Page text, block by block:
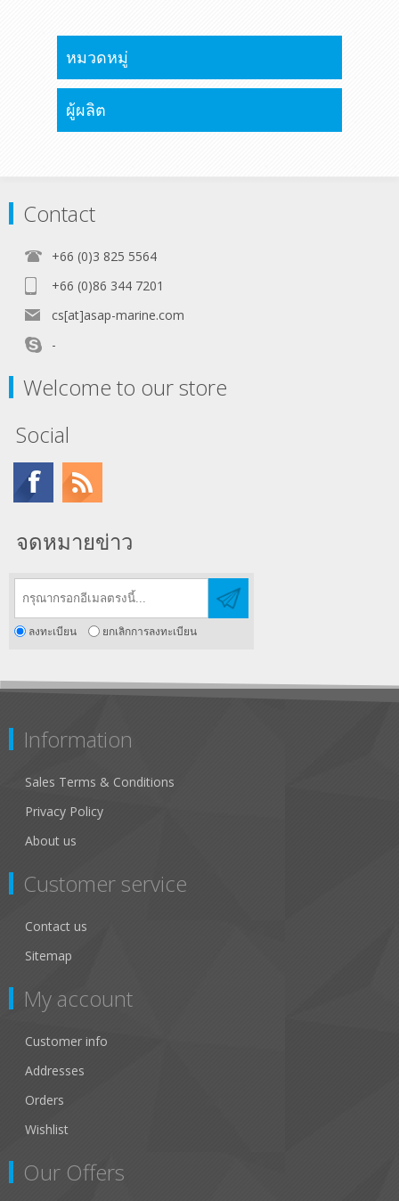
หมวดหมู่
ผู้ผลิต
Contact
+66 (0)3 825 5564
+66 (0)86 344 7201
cs[at]asap-marine.com
-
Welcome to our store
Social
จดหมายข่าว
ลงทะเบียน ยกเลิกการลงทะเบียน
Information
Sales Terms & Conditions
Privacy Policy
About us
Customer service
Contact us
Sitemap
My account
Customer info
Addresses
Orders
Wishlist
Our Offers